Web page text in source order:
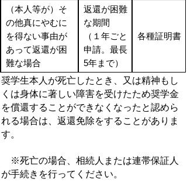
（本人等が）そ
の他真にやむに
を得ない事由が
あって返還が困
難な場合
返還が困難
な期間
（１年ごと
申請。最長
5年まで）
各種証明書
奨学生本人が死亡したとき、又は精神もし
くは身体に著しい障害を受けたため奨学金
を償還することができなくなったと認めら
れる場合は、返還免除をすることがありま
す。
※死亡の場合、相続人または連帯保証人
が手続きを行ってください。